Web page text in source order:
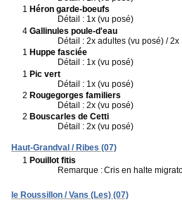
1 Héron garde-boeufs
Détail : 1x (vu posé)
4 Gallinules poule-d'eau
Détail : 2x adultes (vu posé) /
1 Huppe fasciée
Détail : 1x (vu posé)
1 Pic vert
Détail : 1x (vu posé)
2 Rougegorges familiers
Détail : 2x (vu posé)
2 Bouscarles de Cetti
Détail : 2x (vu posé)
Haut-Grandval / Ribes (07)
1 Pouillot fitis
Remarque :Cris en halte
le Roussillon / Vans (Les) (07)